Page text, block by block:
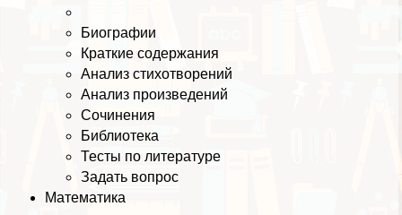
Биографии
Краткие содержания
Анализ стихотворений
Анализ произведений
Сочинения
Библиотека
Тесты по литературе
Задать вопрос
Математика